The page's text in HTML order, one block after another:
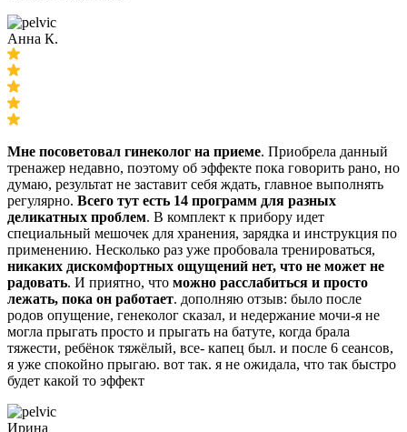
Анна К.
Мне посоветовал гинеколог на приеме. Приобрела данный
тренажер недавно, поэтому об эффекте пока говорить рано, но
думаю, результат не заставит себя ждать, главное выполнять
регулярно. Всего тут есть 14 программ для разных
деликатных проблем. В комплект к прибору идет
специальный мешочек для хранения, зарядка и инструкция по
применению. Несколько раз уже пробовала тренироваться,
никаких дискомфортных ощущений нет, что не может не
радовать. И приятно, что можно расслабиться и просто
лежать, пока он работает. дополняю отзыв: было после
родов опущение, генеколог сказал, и недержание мочи-я не
могла прыгать просто и прыгать на батуте, когда брала
тяжести, ребёнок тяжёлый, все- капец был. и после 6 сеансов,
я уже спокойно прыгаю. вот так. я не ожидала, что так быстро
будет какой то эффект
Ирина